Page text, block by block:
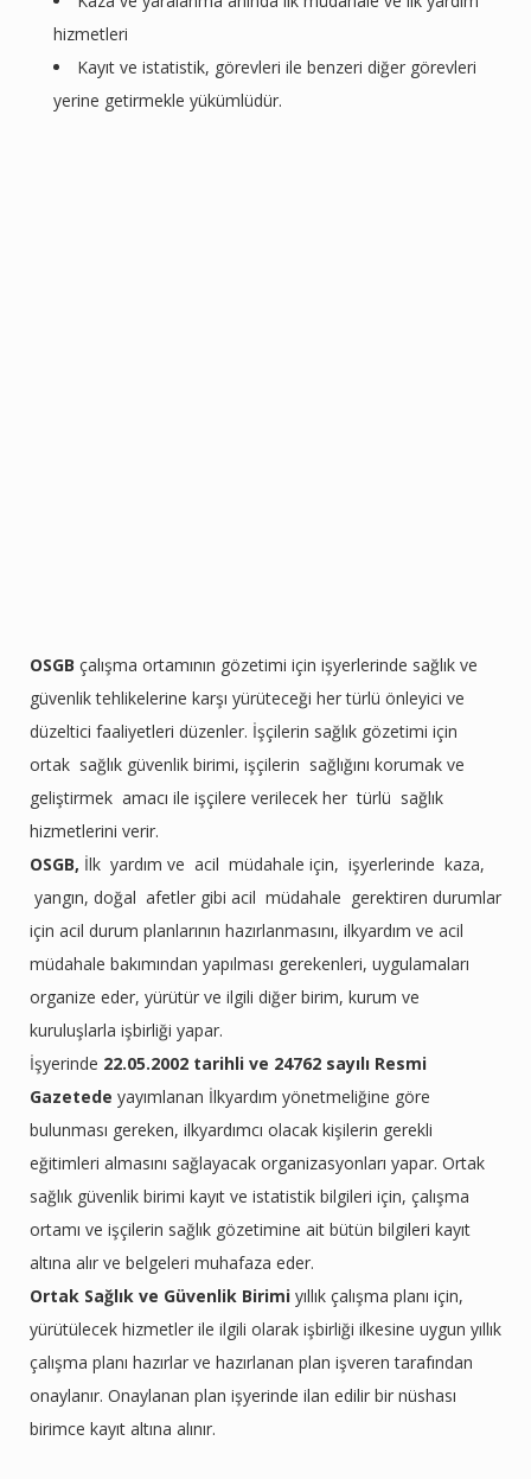
hizmetleri
Kayıt ve istatistik, görevleri ile benzeri diğer görevleri
yerine getirmekle yükümlüdür.
OSGB çalışma ortamının gözetimi için işyerlerinde sağlık ve
güvenlik tehlikelerine karşı yürüteceği her türlü önleyici ve
düzeltici faaliyetleri düzenler. İşçilerin sağlık gözetimi için
ortak sağlık güvenlik birimi, işçilerin sağlığını korumak ve
geliştirmek amacı ile işçilere verilecek her türlü sağlık
hizmetlerini verir.
OSGB, İlk yardım ve acil müdahale için, işyerlerinde kaza,
yangın, doğal afetler gibi acil müdahale gerektiren durumlar
için acil durum planlarının hazırlanmasını, ilkyardım ve acil
müdahale bakımından yapılması gerekenleri, uygulamaları
organize eder, yürütür ve ilgili diğer birim, kurum ve
kuruluşlarla işbirliği yapar.
İşyerinde 22.05.2002 tarihli ve 24762 sayılı Resmi
Gazetede yayımlanan İlkyardım yönetmeliğine göre
bulunması gereken, ilkyardımcı olacak kişilerin gerekli
eğitimleri almasını sağlayacak organizasyonları yapar. Ortak
sağlık güvenlik birimi kayıt ve istatistik bilgileri için, çalışma
ortamı ve işçilerin sağlık gözetimine ait bütün bilgileri kayıt
altına alır ve belgeleri muhafaza eder.
Ortak Sağlık ve Güvenlik Birimi yıllık çalışma planı için,
yürütülecek hizmetler ile ilgili olarak işbirliği ilkesine uygun yıllık
çalışma planı hazırlar ve hazırlanan plan işveren tarafından
onaylanır. Onaylanan plan işyerinde ilan edilir bir nüshası
birimce kayıt altına alınır.